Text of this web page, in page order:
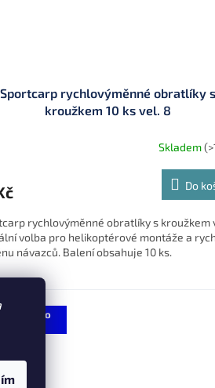
Sportcarp rychlovýměnné obratlíky s
kroužkem 10 ks vel. 8
Skladem
Do
rychlovýměnné obratlíky s kroužkem
volba pro helikoptérové montáže a
návazců. Balení obsahuje 10 ks.
7 % po